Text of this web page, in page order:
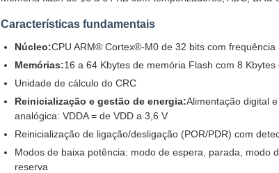
Características fundamentais
Núcleo:CPU ARM® Cortex®-M0 de 32 bits com frequência
Memórias:16 a 64 Kbytes de memória Flash com 8
Unidade de cálculo do CRC
Reinicialização e gestão de energia:Alimentação digital
analógica: VDDA = de VDD a 3,6 V
Reinicialização de ligação/desligação (POR/PDR) com
Modos de baixa potência: modo de espera, parada, modo
reserva